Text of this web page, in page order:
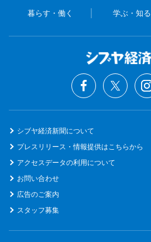
暮らす・働く 学ぶ・知る
シブヤ経済新聞について
プレスリリース・情報提供はこちらから
アクセスデータの利用について
お問い合わせ
広告のご案内
スタッフ募集